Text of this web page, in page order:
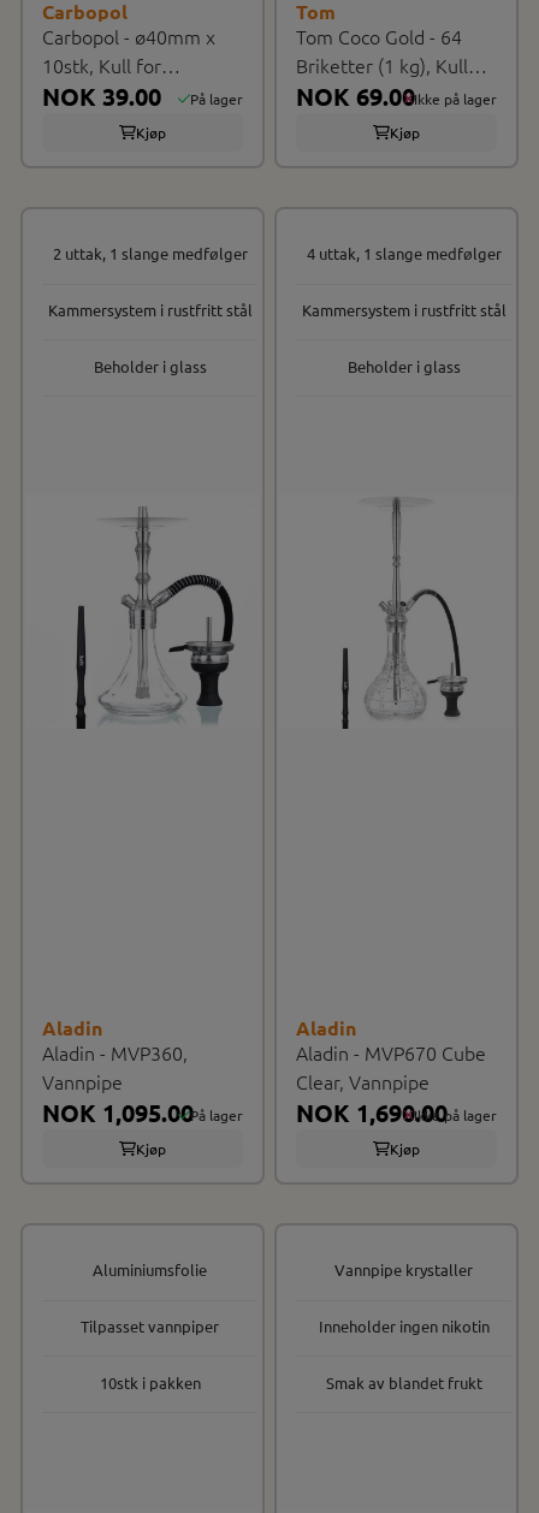
Carbopol
Carbopol - ø40mm x
10stk, Kull for
vannpiper
NOK 39.00
På lager
Kjøp
Tom
Tom Coco Gold - 64
Briketter (1 kg), Kull
for ...
NOK 69.00Ikke på lager
Kjøp
Aladin
Aladin - MVP360,
Vannpipe
NOK 1,095.00På lager
Kjøp
2 uttak, 1 slange medfølger
Kammersystem i rustfritt stål
Beholder i glass
Aladin
Aladin - MVP670 Cube
Clear, Vannpipe
NOK 1,690.00Ikke på lager
Kjøp
4 uttak, 1 slange medfølger
Kammersystem i rustfritt stål
Beholder i glass
Aluminiumsfolie
Tilpasset vannpiper
10stk i pakken
Vannpipe krystaller
Inneholder ingen nikotin
Smak av blandet frukt